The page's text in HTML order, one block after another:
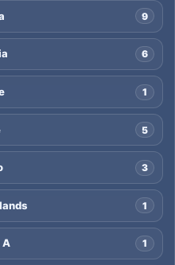
9
6
1
5
3
1
A 1